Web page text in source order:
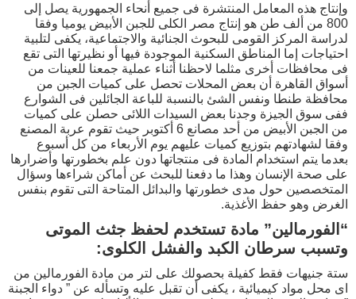
وإنتاج هذه المعامل المنتشرة فى جميع أنحاء الجمهورية يصل إلى
800 من ألف طن هو إنتاج مصر الكلى للجبن الأبيض يوميا وفقا
لدراسة المركز القومى للبحوث الجنائية والاجتماعية، يكفى لتلبية
احتياجات إما المناطق السكنية الموجودة فيها أو نظيرتها التى تقع
فى محافظات أخرى مثلما لاحظنا أثناء عملية جمعنا للعينات من
أسواق القاهرة أن بعض المحلات تحصل على كميات الجبن من
محافظة طنطا ونفس الشئ بالنسبة للباعة الجائلين فى الشوارع
ففى سوق الجيزة وجدنا بعض السيدات اللائى حصلن على كميات
من الجبن الأبيض من أحد مصانع 6 أكتوبر حيث تقوم عربة المصنع
وفقا لشهادتهم بتوزيع كميات عليهم يوم الأربعاء من كل أسبوع
بعدما يتم استخدام المادة فى منتجاتها دون علم بخطورتها وأضرارها
على صحة الإنسان وهذا ما دفعنا للبحث عن أماكن شراءها وسؤال
المتخصصين حول مدى خطورتها والبدائل المتاحة التى تقوم بنفس
الغرض وهو حفظ الأغذية.
“الفورمالين” مادة تستخدم لحفظ جثث الموتى
وتسبب سرطان الكبد والفشل الكلوى:
ستة جنيهات فقط كفيلة بحصولك على لتر من مادة الفورمالين من
اى محل مواد كيميائية ، يكفى أن تقبل عليه وتسأله عن ” دواء الجبنة